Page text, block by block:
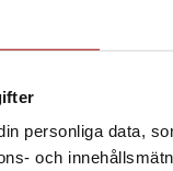
personliga data,
och